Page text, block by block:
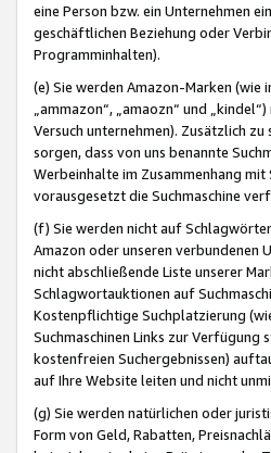
eine Person bzw. ein Unternehmen
geschäftlichen Beziehung oder
Programminhalten).
(e) Sie werden Amazon-Marken (wie
„ammazon“, „amaozn“ und
Versuch unternehmen). Zusätzlich
sorgen, dass von uns benannte
Werbeinhalte im Zusammenhang
vorausgesetzt die Suchmaschine
(f) Sie werden nicht auf
Amazon oder unseren verbundenen
nicht abschließende Liste unserer
Schlagwortauktionen auf
Kostenpflichtige Suchplatzierung
Suchmaschinen Links zur
kostenfreien Suchergebnissen)
auf Ihre Website leiten und nicht
(g) Sie werden natürlichen oder
Form von Geld, Rabatten,